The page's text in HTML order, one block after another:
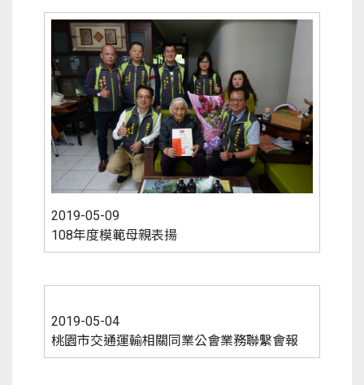
2019-05-09
108年度模範母親表揚
2019-05-04
桃園市交通運輸相關同業公會業務聯繫會報